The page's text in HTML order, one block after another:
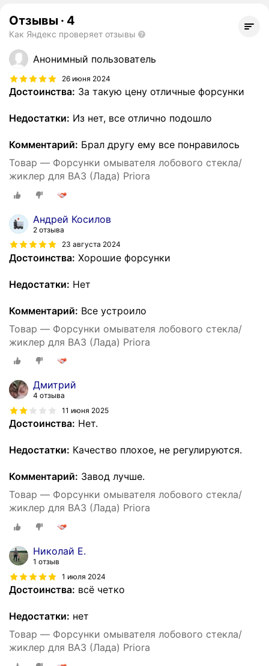
Отзывы · 4
Как Яндекс проверяет отзывы
Анонимный пользователь
26 июня 2024
Достоинства: За такую цену отличные форсунки
Недостатки: Из нет, все отлично подошло
Комментарий: Брал другу ему все понравилось
Товар — Форсунки омывателя лобового стекла/
жиклер для ВАЗ (Лада) Priora
Андрей Косилов
2 отзыва
23 августа 2024
Достоинства: Хорошие форсунки
Недостатки: Нет
Комментарий: Все устроило
Товар — Форсунки омывателя лобового стекла/
жиклер для ВАЗ (Лада) Priora
Дмитрий
4 отзыва
11 июня 2025
Достоинства: Нет.
Недостатки: Качество плохое, не регулируются.
Комментарий: Завод лучше.
Товар — Форсунки омывателя лобового стекла/
жиклер для ВАЗ (Лада) Priora
Николай Е.
1 отзыв
1 июля 2024
Достоинства: всё четко
Недостатки: нет
Товар — Форсунки омывателя лобового стекла/
жиклер для ВАЗ (Лада) Priora